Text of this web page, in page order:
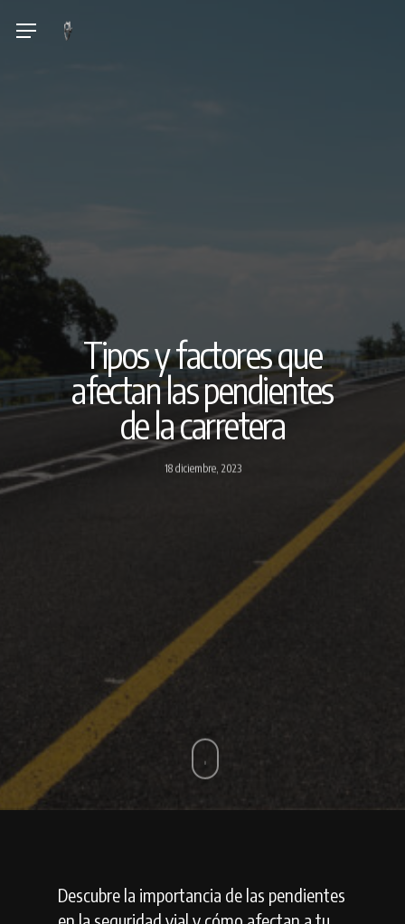
Menu
Tipos y factores que
afectan las pendientes
de la carretera
18 diciembre, 2023
Descubre la importancia de las pendientes